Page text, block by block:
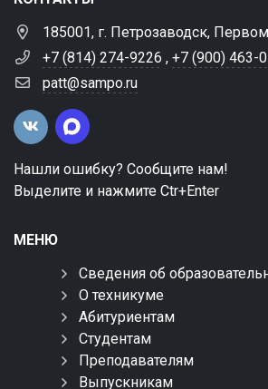
185001, г. Петрозаводск,
+7 (814) 274-9226 , +7 (900) 463-
patt@sampo.ru
Нашли ошибку? Сообщите нам!
Выделите и нажмите Ctr+Enter
МЕНЮ
Сведения об
О техникуме
Абитуриентам
Студентам
Преподавателям
Выпускникам